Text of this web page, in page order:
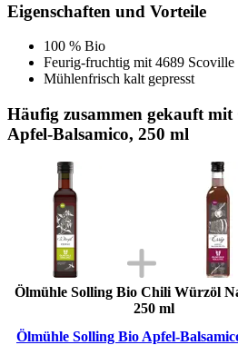
Eigenschaften und Vorteile
100 % Bio
Feurig-fruchtig mit 4689 Scoville
Mühlenfrisch kalt gepresst
Häufig zusammen gekauft
Apfel-Balsamico, 250 ml
Ölmühle Solling Bio Chili Würzöl
250 ml
Ölmühle Solling Bio Apfel-